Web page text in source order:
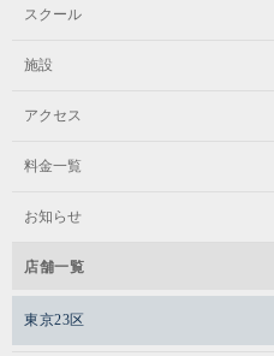
スクール
施設
アクセス
料金一覧
お知らせ
店舗一覧
東京23区